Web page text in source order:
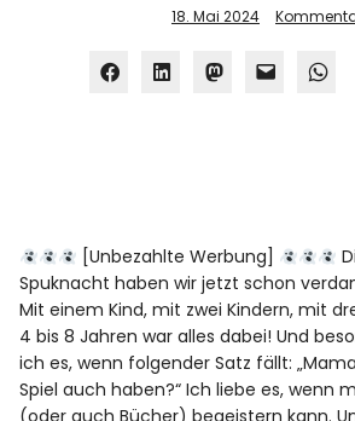
18. Mai 2024
[Unbezahlte Werbung]
Spuknacht haben wir jetzt schon
Mit einem Kind, mit zwei Kindern, mit
4 bis 8 Jahren war alles dabei! Und
ich es, wenn folgender Satz fällt:
Spiel auch haben?“ Ich liebe es, wenn